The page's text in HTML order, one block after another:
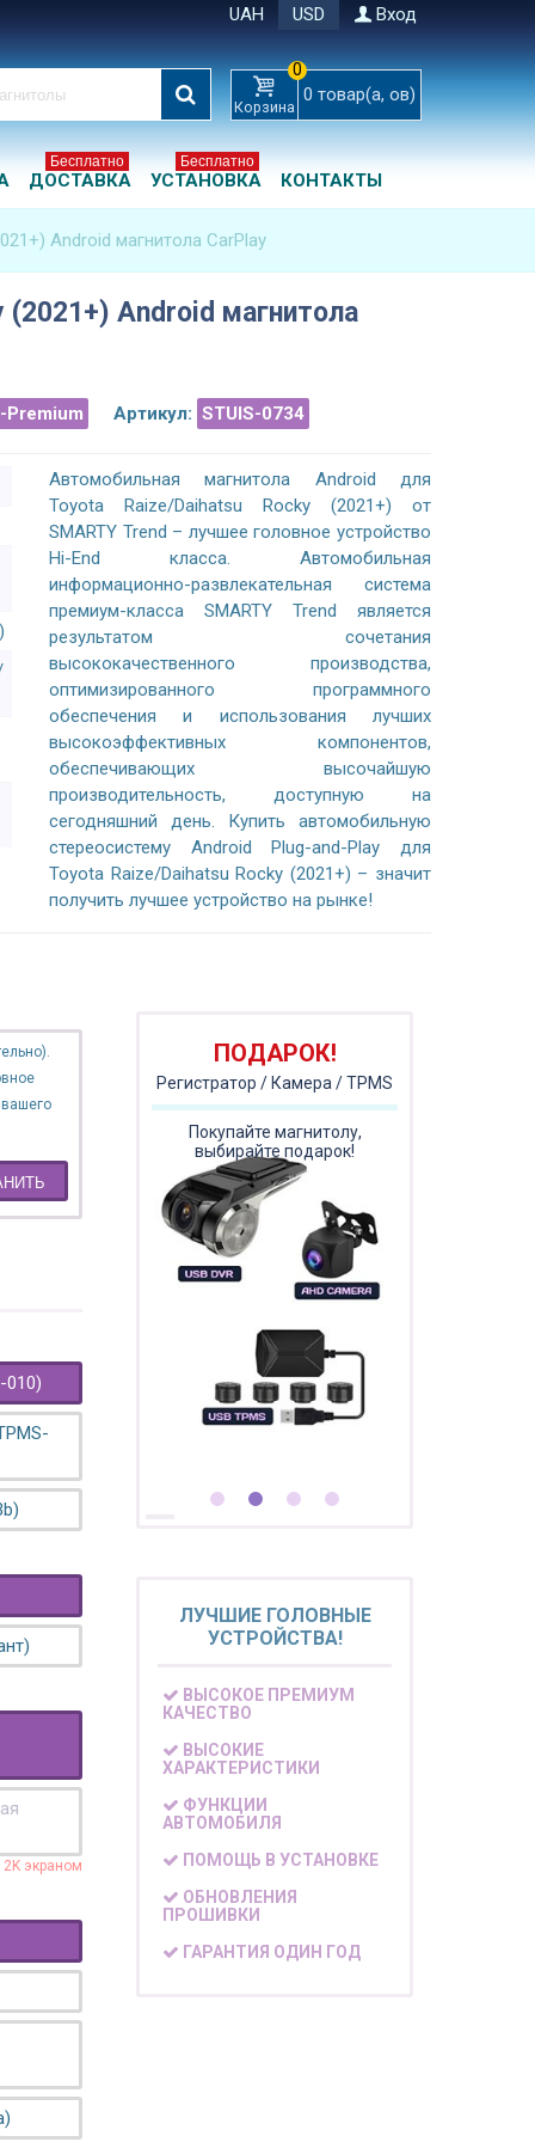
UAH USD Вход
Корзина
0
0 товар(а, ов)
ДОСТАВКА
Бесплатно
УСТАНОВКА
Бесплатно
КОНТАКТЫ
Android магнитола CarPlay
(2021+) Android магнитола
Premium Артикул: STUIS-0734
Автомобильная магнитола Android для
Toyota Raize/Daihatsu Rocky (2021+) от
SMARTY Trend – лучшее головное устройство
Hi-End класса. Автомобильная
информационно-развлекательная система
премиум-класса SMARTY Trend является
результатом сочетания
высококачественного производства,
оптимизированного программного
обеспечения и использования лучших
высокоэффективных компонентов,
обеспечивающих высочайшую
производительность, доступную на
сегодняшний день. Купить автомобильную
стереосистему Android Plug-and-Play для
Toyota Raize/Daihatsu Rocky (2021+) – значит
получить лучшее устройство на рынке!
010)
2K экраном
ПОДАРОК!
Регистратор / Камера / TPMS
Покупайте магнитолу,
выбирайте подарок!
ЛУЧШИЕ ГОЛОВНЫЕ
УСТРОЙСТВА!
ВЫСОКОЕ ПРЕМИУМ
КАЧЕСТВО
ВЫСОКИЕ
ХАРАКТЕРИСТИКИ
ФУНКЦИИ
АВТОМОБИЛЯ
ПОМОЩЬ В УСТАНОВКЕ
ОБНОВЛЕНИЯ
ПРОШИВКИ
ГАРАНТИЯ ОДИН ГОД